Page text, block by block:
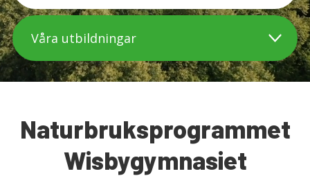
Naturbruksprogrammet
Wisbygymnasiet